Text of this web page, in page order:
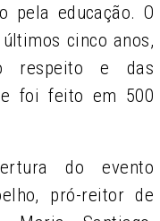
pela educação. O
cinco anos,
respeito e das
foi feito em 500
do evento
pró-reitor de